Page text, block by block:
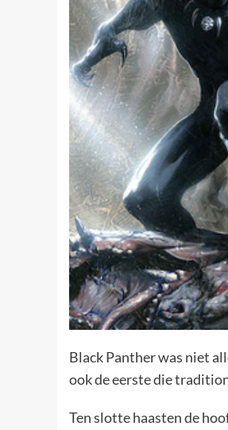
Black Panther was niet
ook de eerste die
Ten slotte haasten de